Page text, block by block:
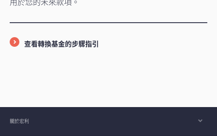
查看轉換基金的步驟指引
關於宏利